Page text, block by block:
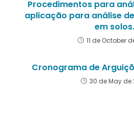
Procedimentos para
aplicação para análise
em solos.
11 de October
Cronograma de
30 de May de